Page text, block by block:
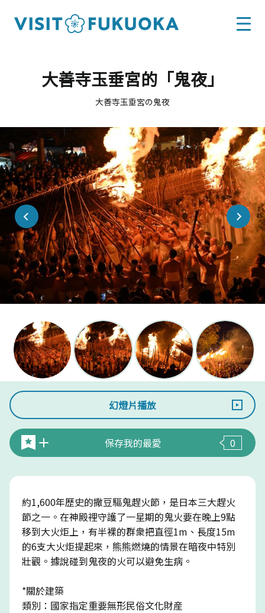
大善寺玉垂宮的「鬼夜」
大善寺玉垂宮の鬼夜
幻燈片播放
保存我的最愛 0
約1,600年歷史的撒豆驅鬼趕火節，是日本三大趕火
節之一。在神殿裡守護了一星期的鬼火要在晚上9點
移到大火炬上，有半裸的群衆把直徑1m、長度15m
的6支大火炬提起來，熊熊燃燒的情景在暗夜中特別
壯觀。據說碰到鬼夜的火可以避免生病。
*關於建築
類別：國家指定重要無形民俗文化財産